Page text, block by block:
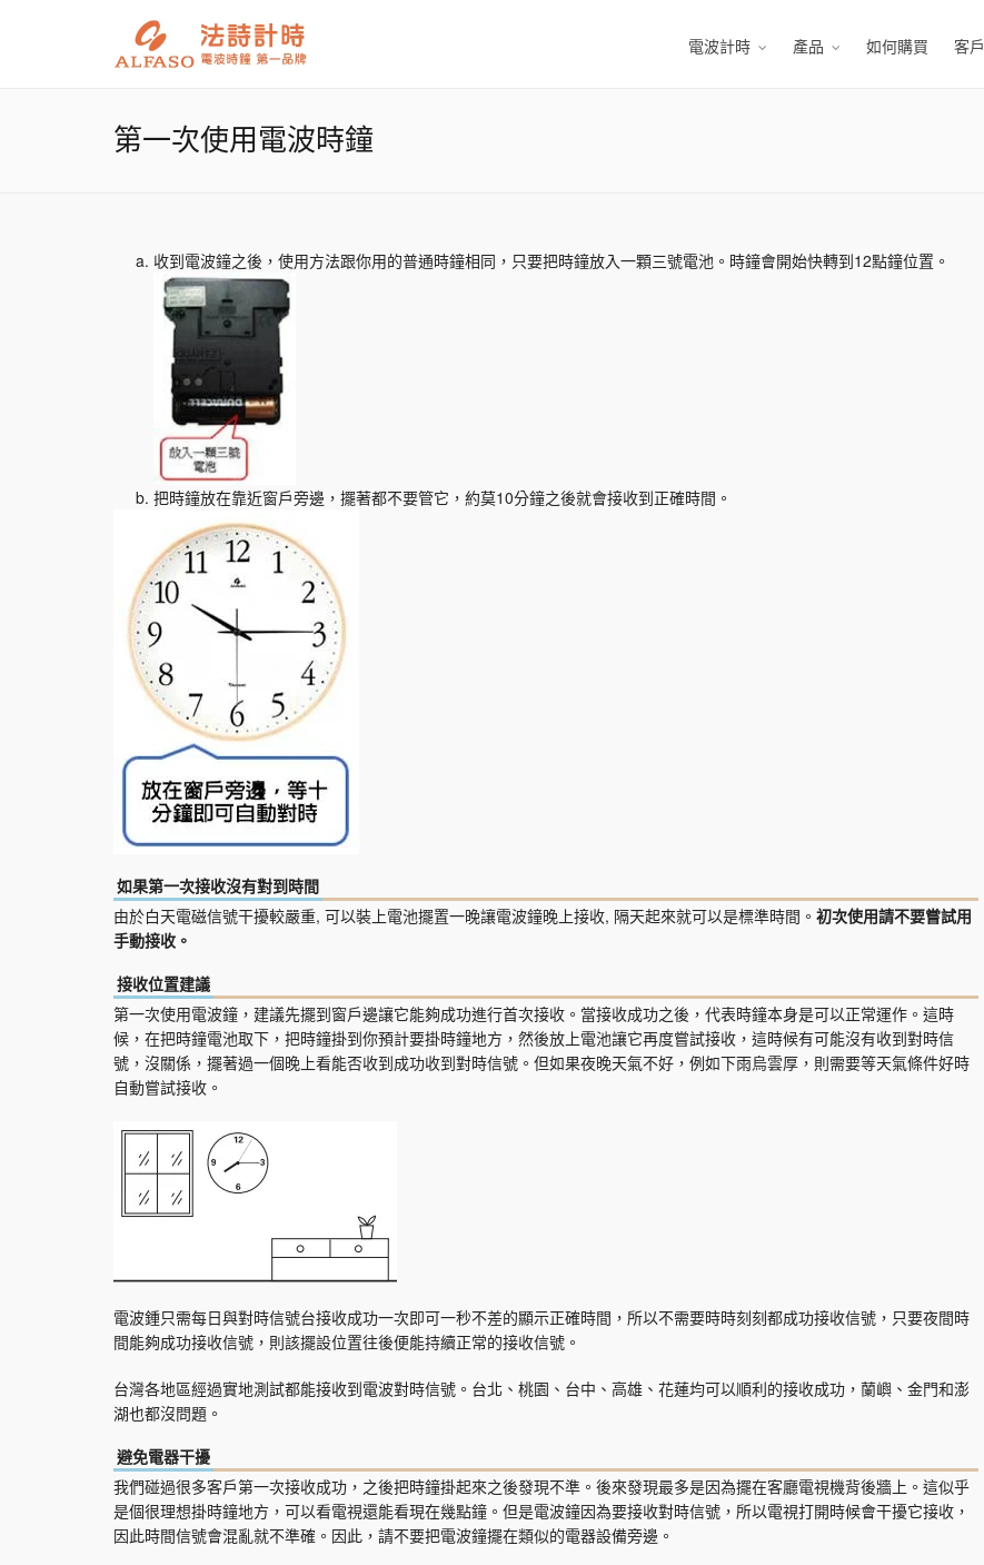
電波計時 產品 如何購買 客戶
第一次使用電波時鐘
收到電波鐘之後，使用方法跟你用的普通時鐘相同，只要把時鐘放入一顆三號電池。時鐘會開始快轉到12點鐘位置。
把時鐘放在靠近窗戶旁邊，擺著都不要管它，約莫10分鐘之後就會接收到正確時間。
如果第一次接收沒有對到時間
由於白天電磁信號干擾較嚴重, 可以裝上電池擺置一晚讓電波鐘晚上接收, 隔天起來就可以是標準時間。 初次使用請不要嘗試用
手動接收。
接收位置建議
第一次使用電波鐘，建議先擺到窗戶邊讓它能夠成功進行首次接收。當接收成功之後，代表時鐘本身是可以正常運作。這時
候，在把時鐘電池取下，把時鐘掛到你預計要掛時鐘地方，然後放上電池讓它再度嘗試接收，這時候有可能沒有收到對時信
號，沒關係，擺著過一個晚上看能否收到成功收到對時信號。但如果夜晚天氣不好，例如下雨烏雲厚，則需要等天氣條件好時
自動嘗試接收。
電波鍾只需每日與對時信號台接收成功一次即可一秒不差的顯示正確時間，所以不需要時時刻刻都成功接收信號，只要夜間時
間能夠成功接收信號，則該擺設位置往後便能持續正常的接收信號。
台灣各地區經過實地測試都能接收到電波對時信號。台北、桃園、台中、高雄、花蓮均可以順利的接收成功，蘭嶼、金門和澎
湖也都沒問題。
避免電器干擾
我們碰過很多客戶第一次接收成功，之後把時鐘掛起來之後發現不準。後來發現最多是因為擺在客廳電視機背後牆上。這似乎
是個很理想掛時鐘地方，可以看電視還能看現在幾點鐘。但是電波鐘因為要接收對時信號，所以電視打開時候會干擾它接收，
因此時間信號會混亂就不準確。因此，請不要把電波鐘擺在類似的電器設備旁邊。